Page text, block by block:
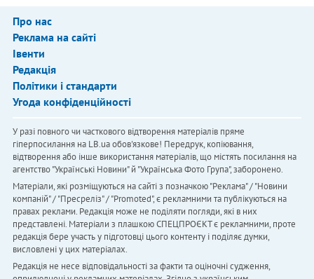
Про нас
Реклама на сайті
Івенти
Редакція
Політики і стандарти
Угода конфіденційності
У разі повного чи часткового відтворення матеріалів пряме
гіперпосилання на LB.ua обов'язкове! Передрук, копіювання,
відтворення або інше використання матеріалів, що містять посилання на
агентство "Українськi Новини" й "Українська Фото Група", заборонено.
Матеріали, які розміщуються на сайті з позначкою "Реклама" / "Новини
компаній" / "Пресреліз" / "Promoted", є рекламними та публікуються на
правах реклами. Редакція може не поділяти погляди, які в них
представлені. Матеріали з плашкою СПЕЦПРОЄКТ є рекламними, проте
редакція бере участь у підготовці цього контенту і поділяє думки,
висловлені у цих матеріалах.
Редакція не несе відповідальності за факти та оціночні судження,